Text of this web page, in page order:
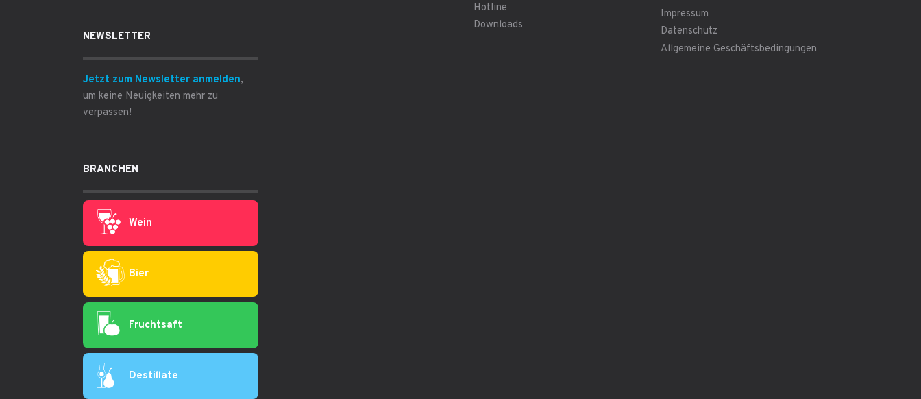
NEWSLETTER
Jetzt zum Newsletter anmelden,
um keine Neuigkeiten mehr zu
verpassen!
BRANCHEN
Wein
Bier
Fruchtsaft
Destillate
Hotline
Downloads
Impressum
Datenschutz
Allgemeine Geschäftsbedingungen